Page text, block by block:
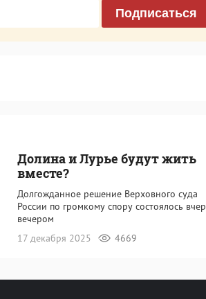
Подписаться
Долина и Лурье будут жить
вместе?
Долгожданное решение Верховного суда
России по громкому спору состоялось
вечером
17 декабря 2025
4669